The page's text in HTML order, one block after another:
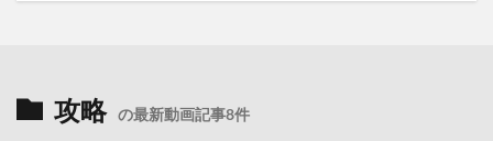
攻略 の最新動画記事8件